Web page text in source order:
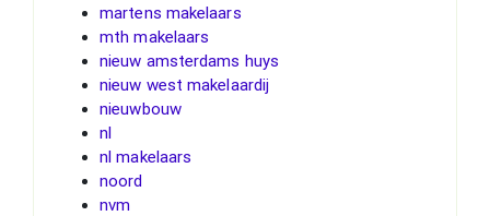
martens makelaars
mth makelaars
nieuw amsterdams huys
nieuw west makelaardij
nieuwbouw
nl
nl makelaars
noord
nvm